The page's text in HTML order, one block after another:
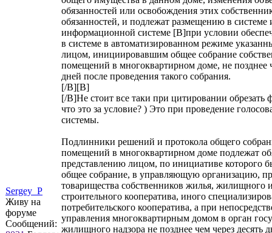
Sergey_P
Живу на
форуме
Сообщений:
обязанностей или освобождения этих
обязанностей, и подлежат размещению в системе
информационной системе [B]при условии
в системе в автоматизированном режиме
лицом, инициировавшим общее собрание
помещений в многоквартирном доме, не позднее
дней после проведения такого собрания.
[/B][B]
[/B]Не стоит все таки при цитировании обрезать
что это за условие? ) Это при проведение
системы.
Подлинники решений и протокола общего
помещений в многоквартирном доме подлежат
представлению лицом, по инициативе которого
общее собрание, в управляющую организацию,
товарищества собственников жилья,
строительного кооператива, иного
потребительского кооператива, а при
управления многоквартирным домом в орган
жилищного надзора не позднее чем через десять